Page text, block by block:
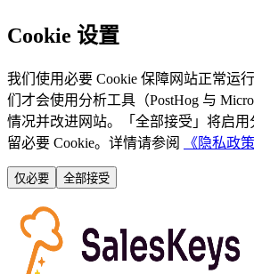
Cookie 设置
我们使用必要 Cookie 保障网站正常运
们才会使用分析工具（PostHog 与
情况并改进网站。「全部接受」将启
留必要 Cookie。详情请参阅
《隐私政策
仅必要 全部接受